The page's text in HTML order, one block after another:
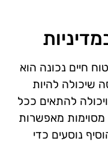
חיים נכונה הוא
שיכולה להיות
להתאים ככל
מאפשרות
נוסעים כדי